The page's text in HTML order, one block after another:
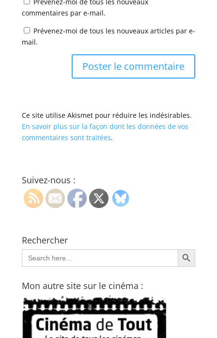
commentaires par e-mail.
Prévenez-moi de tous les nouveaux articles par e-
mail.
Ce site utilise Akismet pour réduire les indésirables.
En savoir plus sur la façon dont les données de vos
commentaires sont traitées.
Suivez-nous :
Rechercher
Search
for:
Search Button
Mon autre site sur le cinéma :